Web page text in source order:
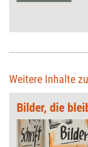
Weitere Inhalte
Bilder, die